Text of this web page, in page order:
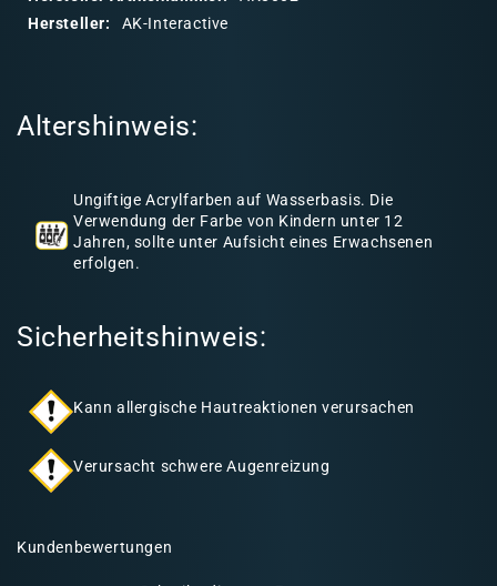
n
Hersteller:
AK-Interactive
Altershinweis:
Ungiftige Acrylfarben auf Wasserbasis. Die
Verwendung der Farbe von Kindern unter 12
Jahren, sollte unter Aufsicht eines Erwachsenen
erfolgen.
Sicherheitshinweis:
Kann allergische Hautreaktionen verursachen
Verursacht schwere Augenreizung
Kundenbewertungen